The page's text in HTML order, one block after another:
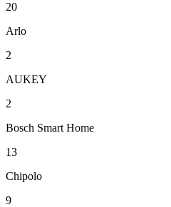
20
Arlo
2
AUKEY
2
Bosch Smart Home
13
Chipolo
9